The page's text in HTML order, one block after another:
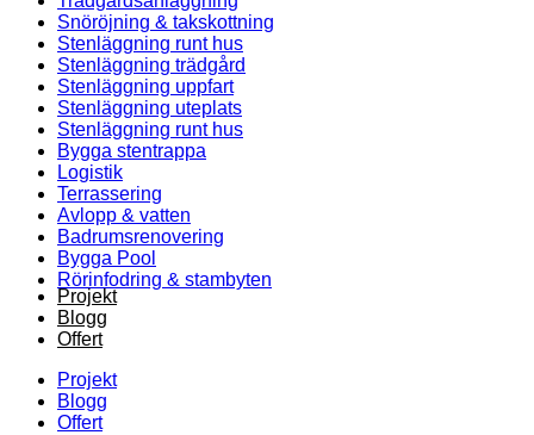
Snöröjning & takskottning
Stenläggning runt hus
Stenläggning trädgård
Stenläggning uppfart
Stenläggning uteplats
Stenläggning runt hus
Bygga stentrappa
Logistik
Terrassering
Avlopp & vatten
Badrumsrenovering
Bygga Pool
Rörinfodring & stambyten
Projekt
Blogg
Offert
Projekt
Blogg
Offert